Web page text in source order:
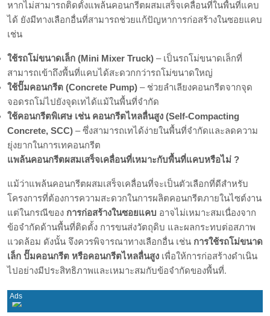
หากไม่สามารถติดตั้งแพล้นคอนกรีตผสมเสร็จเคลื่อนที่ในพื้นที่แคบ
ได้ ยังมีทางเลือกอื่นที่สามารถช่วยแก้ปัญหาการก่อสร้างในซอยแคบ
เช่น
ใช้รถโม่ขนาดเล็ก (Mini Mixer Truck) – เป็นรถโม่ขนาดเล็กที่
สามารถเข้าถึงพื้นที่แคบได้สะดวกกว่ารถโม่ขนาดใหญ่
ใช้ปั๊มคอนกรีต (Concrete Pump) – ช่วยลำเลียงคอนกรีตจากจุด
จอดรถโม่ไปยังจุดเทได้แม้ในพื้นที่จำกัด
ใช้คอนกรีตพิเศษ เช่น คอนกรีตไหลลื่นสูง (Self-Compacting
Concrete, SCC) – ซึ่งสามารถเทได้ง่ายในพื้นที่จำกัดและลดความ
ยุ่งยากในการเทคอนกรีต
แพล้นคอนกรีตผสมเสร็จเคลื่อนที่เหมาะกับพื้นที่แคบหรือไม่ ?
แม้ว่าแพล้นคอนกรีตผสมเสร็จเคลื่อนที่จะเป็นตัวเลือกที่ดีสำหรับ
โครงการที่ต้องการความสะดวกในการผลิตคอนกรีตภายในไซต์งาน
แต่ในกรณีของ การก่อสร้างในซอยแคบ อาจไม่เหมาะสมเนื่องจาก
ข้อจำกัดด้านพื้นที่ติดตั้ง การขนส่งวัตถุดิบ และผลกระทบต่อสภาพ
แวดล้อม ดังนั้น จึงควรพิจารณาทางเลือกอื่น เช่น การใช้รถโม่ขนาด
เล็ก ปั๊มคอนกรีต หรือคอนกรีตไหลลื่นสูง เพื่อให้การก่อสร้างดำเนิน
ไปอย่างมีประสิทธิภาพและเหมาะสมกับข้อจำกัดของพื้นที่.